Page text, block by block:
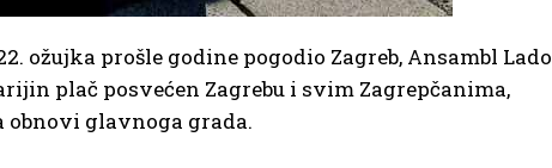
ožujka prošle godine pogodio Zagreb, Ansambl Lado
plač posvećen Zagrebu i svim Zagrepčanima,
obnovi glavnoga grada.